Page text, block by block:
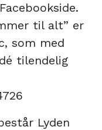
til alt” er
som med
tilendelig
Lyden